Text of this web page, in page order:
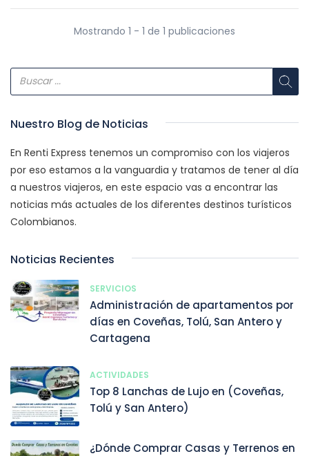
Mostrando 1 - 1 de 1 publicaciones
Nuestro Blog de Noticias
En Renti Express tenemos un compromiso con los viajeros
por eso estamos a la vanguardia y tratamos de tener al día
a nuestros viajeros, en este espacio vas a encontrar las
noticias más actuales de los diferentes destinos turísticos
Colombianos.
Noticias Recientes
SERVICIOS
Administración de apartamentos por
días en Coveñas, Tolú, San Antero y
Cartagena
ACTIVIDADES
Top 8 Lanchas de Lujo en (Coveñas,
Tolú y San Antero)
¿Dónde Comprar Casas y Terrenos en